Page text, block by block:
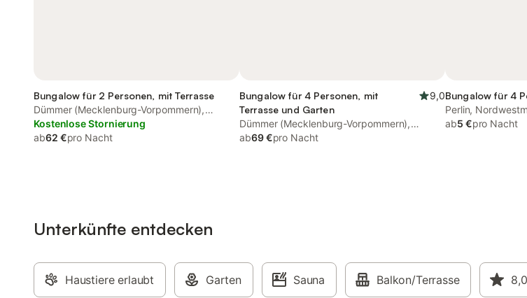
Bungalow für 2 Personen, mit Terrasse
Dümmer (Mecklenburg-Vorpommern),
Ludwigslust-Parchim
Kostenlose Stornierung
ab62 €pro Nacht
Bungalow für 4 Personen, mit
Terrasse und Garten
9,0
Dümmer (Mecklenburg-Vorpommern),
Ludwigslust-Parchim
ab69 €pro Nacht
Bungalow für 4
Perlin,
Umgebung)
ab5 €pro Nacht
Unterkünfte entdecken
Haustiere erlaubt Garten Sauna Balkon/Terrasse 8,0